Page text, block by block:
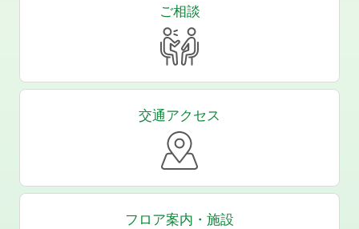
ご相談
交通アクセス
フロア案内・施設